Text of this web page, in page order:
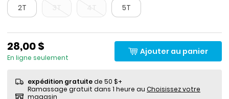
2T 5T
28,00 $
En ligne seulement
Ajouter au panier
expédition gratuitede 50 $+
Ramassage gratuit dans 1 heure au Choisissez votre
magasin